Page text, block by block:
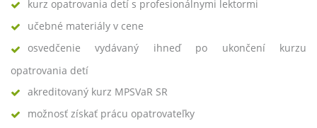
kurz opatrovania detí s profesionálnymi lektormi
učebné materiály v cene
osvedčenie vydávaný ihneď po ukončení kurzu
opatrovania detí
akreditovaný kurz MPSVaR SR
možnosť získať prácu opatrovateľky